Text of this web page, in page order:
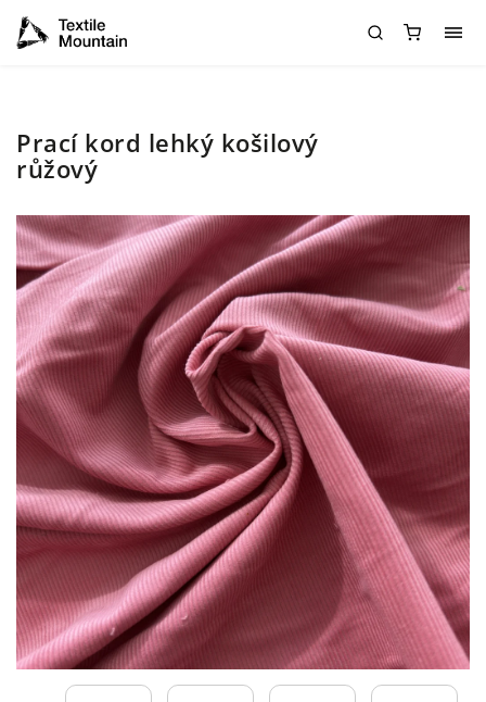
Prací kord lehký košilový
růžový